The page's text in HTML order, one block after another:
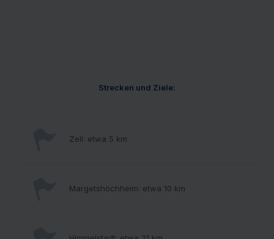
Strecken und Ziele:
Zell: etwa 5 km
Margetshöchheim: etwa 10 km